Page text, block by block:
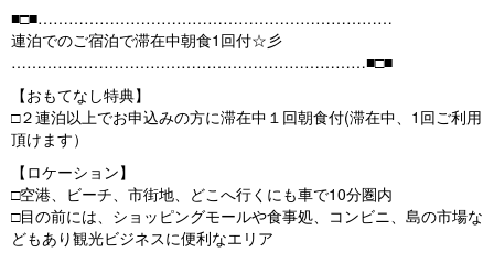
vi
o
u
s
■□■……………………………………………………………
連泊でのご宿泊で滞在中朝食1回付☆彡
……………………………………………………………■□■
【おもてなし特典】
□２連泊以上でお申込みの方に滞在中１回朝食付(滞在中、1回ご利用
頂けます）
【ロケーション】
□空港、ビーチ、市街地、どこへ行くにも車で10分圏内
□目の前には、ショッピングモールや食事処、コンビニ、島の市場な
どもあり観光ビジネスに便利なエリア